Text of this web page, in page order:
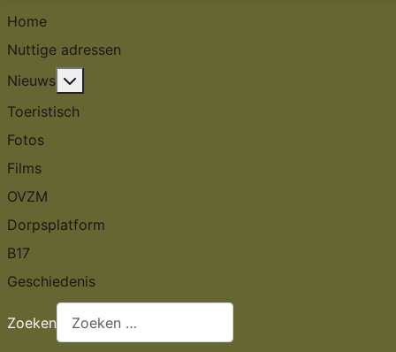
Home
Nuttige adressen
Nieuws
Toeristisch
Fotos
Films
OVZM
Dorpsplatform
B17
Geschiedenis
Zoeken